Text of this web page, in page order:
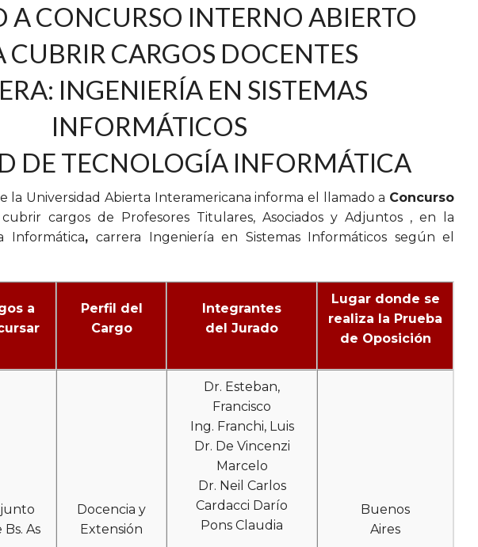
A CONCURSO INTERNO ABIERTO
CUBRIR CARGOS DOCENTES
INGENIERÍA EN SISTEMAS
INFORMÁTICOS
DE TECNOLOGÍA INFORMÁTICA
la Universidad Abierta Interamericana informa el llamado a Concurso
cargos de Profesores Titulares, Asociados y Adjuntos , en la
Informática,carrera Ingeniería en Sistemas Informáticos según el
a
Perfil del
Cargo
Integrantes
del Jurado
Lugar donde se
realiza la Prueba
de Oposición
Bs. As
Docencia y
Extensión
Dr. Esteban,
Francisco
Ing. Franchi, Luis
Dr. De Vincenzi
Marcelo
Dr. Neil Carlos
Cardacci Darío
Pons Claudia
Buenos
Aires